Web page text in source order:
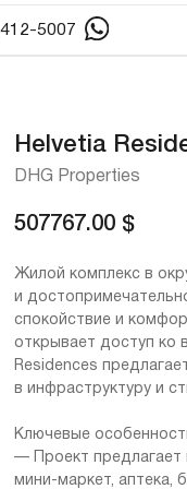
Helvetia
DHG Properties
507767.00 $
Жилой комплекс в
и
спокойствие и
открывает доступ ко
Residences
в инфраструктуру и
Ключевые
— Проект предлагает
мини-маркет, аптека,